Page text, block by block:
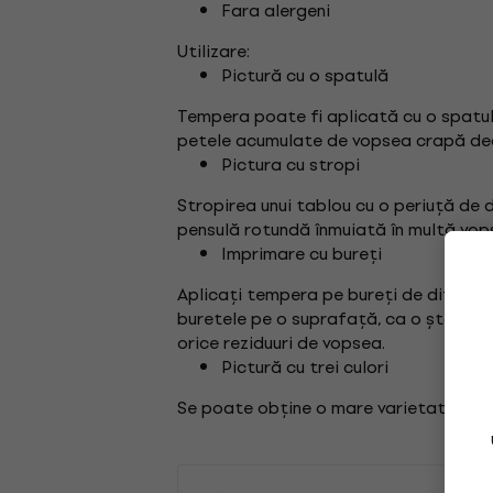
Fara alergeni
Utilizare:
Pictură cu o spatulă
Tempera poate fi aplicată cu o
petele acumulate de vopsea crapă
Pictura cu stropi
Stropirea unui tablou cu o periuță
pensulă rotundă înmuiată în multă
Imprimare cu bureți
Aplicați tempera pe bureți de
buretele pe o suprafață, ca o
orice reziduuri de vopsea.
Pictură cu trei culori
Se poate obține o mare varietate de